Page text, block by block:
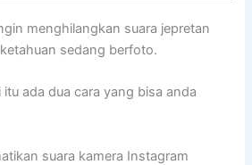
menghilangkan suara jepretan
sedang berfoto.
ada dua cara yang bisa anda
suara kamera Instagram